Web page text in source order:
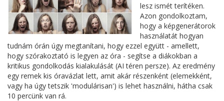
lesz ismét terítéken.
Azon gondolkoztam,
hogy a képgenerátorok
használatát hogyan
tudnám órán úgy megtanítani, hogy ezzel együtt - amellett,
hogy szórakoztató is legyen az óra - segítse a diákokban a
kritikus gondolkodás kialakulását (AI téren persze). Az eredmény
egy remek kis óravázlat lett, amit akár részenként (elemekként,
vagy ha úgy tetszik 'modulárisan') is lehet használni, hátha csak
10 percünk van rá.